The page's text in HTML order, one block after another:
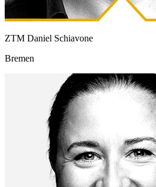
ZTM Daniel Schiavone
Bremen